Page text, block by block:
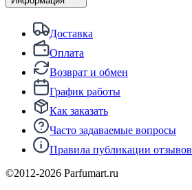
Доставка
Оплата
Возврат и обмен
График работы
Как заказать
Часто задаваемые вопросы
Правила публикации отзывов
©2012-2026 Parfumart.ru